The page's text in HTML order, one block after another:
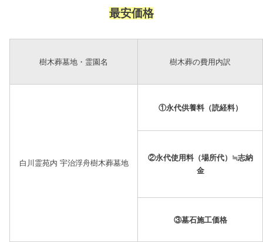
最安価格
樹木葬墓地・霊園名 樹木葬の費用内訳
白川霊苑内 宇治浮舟樹木葬墓地
①永代供養料（読経料）
②永代使用料（場所代）≒志納
金
③墓石施工価格